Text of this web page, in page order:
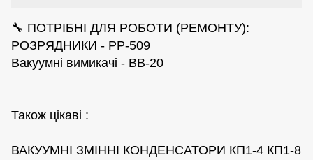
🔧 ПОТРІБНІ ДЛЯ РОБОТИ (РЕМОНТУ):
РОЗРЯДНИКИ - РР-509
Вакуумні вимикачі - ВВ-20
Також цікаві :
ВАКУУМНІ ЗМІННІ КОНДЕНСАТОРИ КП1-4 КП1-8